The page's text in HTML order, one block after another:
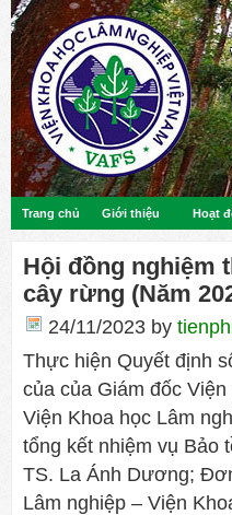
Trang chủ Giới thiệu Hoạt
Hội đồng nghiệm
cây rừng (Năm
24/11/2023 by
Thực hiện Quyết định
của của Giám đốc
Viện Khoa học Lâm
tổng kết nhiệm vụ Bảo
TS. La Ánh Dương;
Lâm nghiệp – Viện